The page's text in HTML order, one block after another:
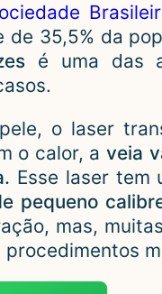
de 35,5% da
é uma das
o laser
o calor, aveia
Esse laser tem
pequeno
mas,